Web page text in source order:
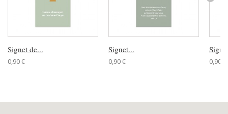
Signet de...
0,90 €
Signet...
0,90 € 0,90 €